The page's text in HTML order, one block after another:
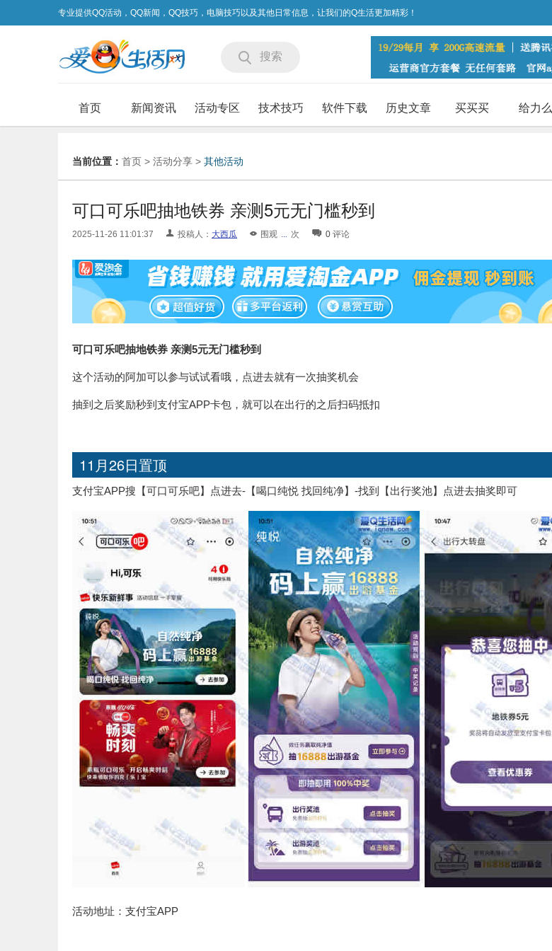
专业提供QQ活动，QQ新闻，QQ技巧，电脑技巧以及其他日常信息，让我们的Q生活更加精彩！
搜索
首页 新闻资讯 活动专区 技术技巧 软件下载 历史文章 买买买 给力么
当前位置： 首页 > 活动分享 > 其他活动
可口可乐吧抽地铁券 亲测5元无门槛秒到
2025-11-26 11:01:37 投稿人： 大西瓜 围观 ... 次 0 评论
可口可乐吧抽地铁券 亲测5元无门槛秒到
这个活动的阿加可以参与试试看哦，点进去就有一次抽奖机会
抽到之后奖励秒到支付宝APP卡包，就可以在出行的之后扫码抵扣
11月26日置顶
支付宝APP搜【可口可乐吧】点进去-【喝口纯悦 找回纯净】-找到【出行奖池】点进去抽奖即可
活动地址：支付宝APP